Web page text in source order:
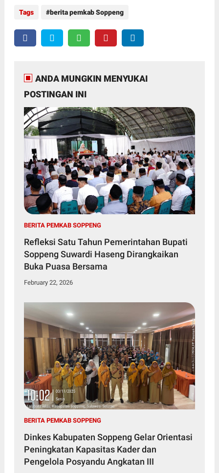
Tags berita pemkab Soppeng
ANDA MUNGKIN MENYUKAI
POSTINGAN INI
BERITA PEMKAB SOPPENG
Refleksi Satu Tahun Pemerintahan Bupati
Soppeng Suwardi Haseng Dirangkaikan
Buka Puasa Bersama
February 22, 2026
BERITA PEMKAB SOPPENG
Dinkes Kabupaten Soppeng Gelar Orientasi
Peningkatan Kapasitas Kader dan
Pengelola Posyandu Angkatan III